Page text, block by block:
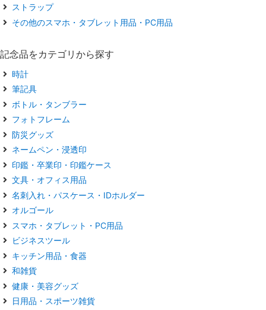
ストラップ
その他のスマホ・タブレット用品・PC用品
記念品をカテゴリから探す
時計
筆記具
ボトル・タンブラー
フォトフレーム
防災グッズ
ネームペン・浸透印
印鑑・卒業印・印鑑ケース
文具・オフィス用品
名刺入れ・パスケース・IDホルダー
オルゴール
スマホ・タブレット・PC用品
ビジネスツール
キッチン用品・食器
和雑貨
健康・美容グッズ
日用品・スポーツ雑貨